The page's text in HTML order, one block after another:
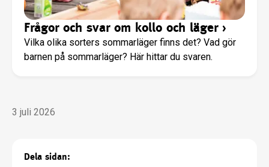
Frågor och svar om kollo och läger›
Vilka olika sorters sommarläger finns det? Vad gör
barnen på sommarläger? Här hittar du svaren.
3 juli 2026
Dela sidan: